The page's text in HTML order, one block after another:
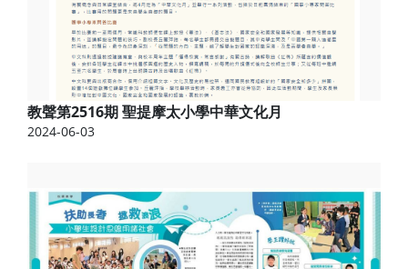
教聲第2516期 聖提摩太小學中華文化月
2024-06-03